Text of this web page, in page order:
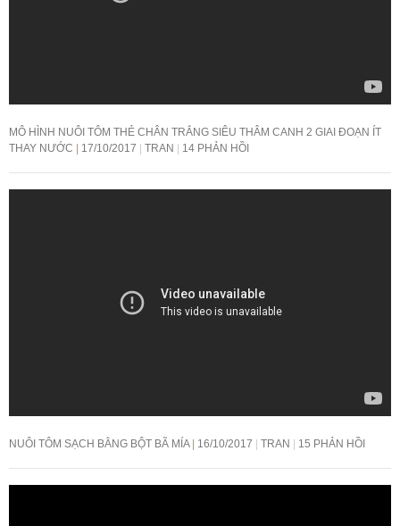
MÔ HÌNH NUÔI TÔM THẺ CHÂN TRẮNG SIÊU THÂM CANH 2 GIAI ĐOẠN ÍT
THAY NƯỚC
17/10/2017 TRAN 14 PHẢN HỒI
NUÔI TÔM SẠCH BẰNG BỘT BÃ MÍA 16/10/2017 TRAN 15 PHẢN HỒI